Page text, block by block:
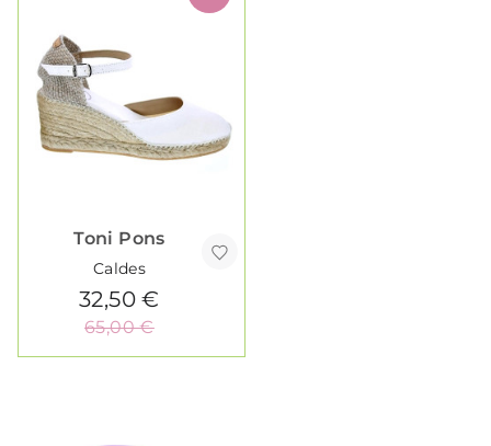
Toni Pons
Caldes
32,50 €
65,00 €